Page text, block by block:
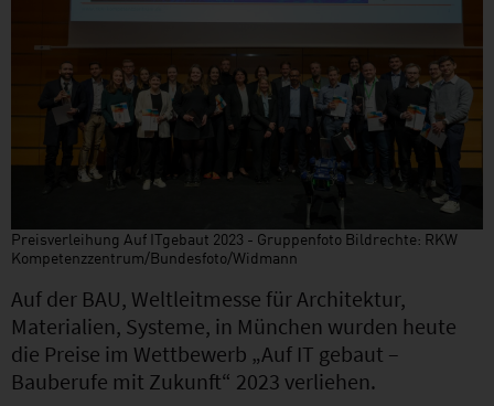
Preisverleihung Auf ITgebaut 2023 - Gruppenfoto Bildrechte: RKW
Kompetenzzentrum/Bundesfoto/Widmann
Auf der BAU, Weltleitmesse für Architektur,
Materialien, Systeme, in München wurden heute
die Preise im Wettbewerb „Auf IT gebaut –
Bauberufe mit Zukunft“ 2023 verliehen.